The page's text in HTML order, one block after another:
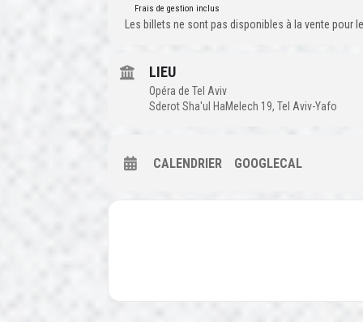
Frais de gestion inclus
Les billets ne sont pas disponibles à la vente pour
LIEU
Opéra de Tel Aviv
Sderot Sha'ul HaMelech 19, Tel Aviv-Yafo
CALENDRIER GOOGLECAL